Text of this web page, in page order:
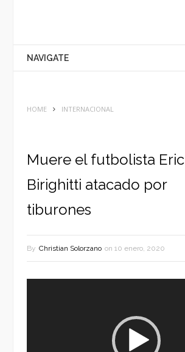
NAVIGATE
HOME INTERNACIONAL
Muere el futbolista Eric
Birighitti atacado por
tiburones
By Christian Solorzano on 10 enero, 2020